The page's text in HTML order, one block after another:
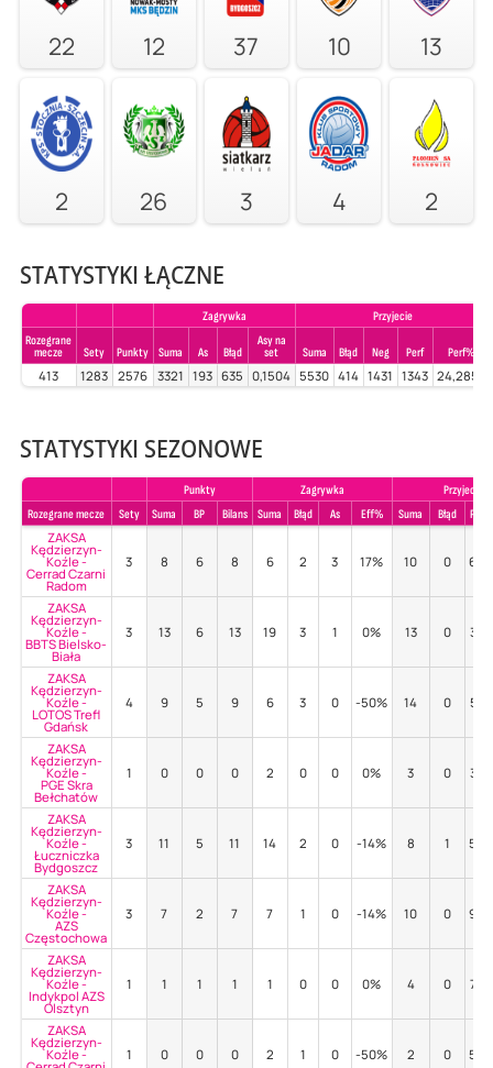
22 12 37 10 13
2 26 3 4 2
STATYSTYKI ŁĄCZNE
Zagrywka
Przyjecie
Rozegrane
mecze
Sety Punkty Suma As Błąd
Asy na
set
Suma Błąd Neg Perf Perf%
413 1283 2576 3321 193 635 0,1504 5530 414 1431 1343 24,2857
STATYSTYKI SEZONOWE
Punkty Zagrywka
Przyjecie
Rozegrane mecze
Sety Suma BP Bilans Suma Błąd As Eff% Suma Błąd
ZAKSA
Kędzierzyn-
Koźle -
Cerrad Czarni
Radom
3 8 6 8 6 2 3 17% 10 0
ZAKSA
Kędzierzyn-
Koźle -
BBTS Bielsko-
Biała
3 13 6 13 19 3 1 0% 13 0
ZAKSA
Kędzierzyn-
Koźle -
LOTOS Trefl
Gdańsk
4 9 5 9 6 3 0 -50% 14 0
ZAKSA
Kędzierzyn-
Koźle -
PGE Skra
Bełchatów
1 0 0 0 2 0 0 0% 3 0
ZAKSA
Kędzierzyn-
Koźle -
Łuczniczka
Bydgoszcz
3 11 5 11 14 2 0 -14% 8 1
ZAKSA
Kędzierzyn-
Koźle -
AZS
Częstochowa
3 7 2 7 7 1 0 -14% 10 0
ZAKSA
Kędzierzyn-
Koźle -
Indykpol AZS
Olsztyn
1 1 1 1 1 0 0 0% 4 0
ZAKSA
Kędzierzyn-
Koźle - 1 0 0 0 2 1 0 -50% 2 0